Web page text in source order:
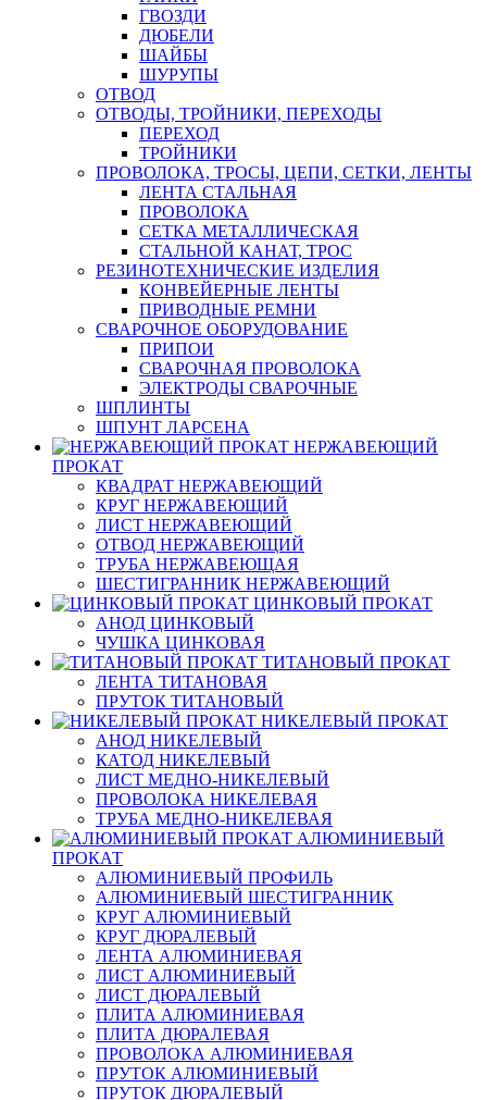
ГВОЗДИ
ДЮБЕЛИ
ШАЙБЫ
ШУРУПЫ
ОТВОД
ОТВОДЫ, ТРОЙНИКИ, ПЕРЕХОДЫ
ПЕРЕХОД
ТРОЙНИКИ
ПРОВОЛОКА, ТРОСЫ, ЦЕПИ, СЕТКИ, ЛЕНТЫ
ЛЕНТА СТАЛЬНАЯ
ПРОВОЛОКА
СЕТКА МЕТАЛЛИЧЕСКАЯ
СТАЛЬНОЙ КАНАТ, ТРОС
РЕЗИНОТЕХНИЧЕСКИЕ ИЗДЕЛИЯ
КОНВЕЙЕРНЫЕ ЛЕНТЫ
ПРИВОДНЫЕ РЕМНИ
СВАРОЧНОЕ ОБОРУДОВАНИЕ
ПРИПОИ
СВАРОЧНАЯ ПРОВОЛОКА
ЭЛЕКТРОДЫ СВАРОЧНЫЕ
ШПЛИНТЫ
ШПУНТ ЛАРСЕНА
НЕРЖАВЕЮЩИЙ
ПРОКАТ
КВАДРАТ НЕРЖАВЕЮЩИЙ
КРУГ НЕРЖАВЕЮЩИЙ
ЛИСТ НЕРЖАВЕЮЩИЙ
ОТВОД НЕРЖАВЕЮЩИЙ
ТРУБА НЕРЖАВЕЮЩАЯ
ШЕСТИГРАННИК НЕРЖАВЕЮЩИЙ
ЦИНКОВЫЙ ПРОКАТ
АНОД ЦИНКОВЫЙ
ЧУШКА ЦИНКОВАЯ
ТИТАНОВЫЙ ПРОКАТ
ЛЕНТА ТИТАНОВАЯ
ПРУТОК ТИТАНОВЫЙ
НИКЕЛЕВЫЙ ПРОКАТ
АНОД НИКЕЛЕВЫЙ
КАТОД НИКЕЛЕВЫЙ
ЛИСТ МЕДНО-НИКЕЛЕВЫЙ
ПРОВОЛОКА НИКЕЛЕВАЯ
ТРУБА МЕДНО-НИКЕЛЕВАЯ
АЛЮМИНИЕВЫЙ
ПРОКАТ
АЛЮМИНИЕВЫЙ ПРОФИЛЬ
АЛЮМИНИЕВЫЙ ШЕСТИГРАННИК
КРУГ АЛЮМИНИЕВЫЙ
КРУГ ДЮРАЛЕВЫЙ
ЛЕНТА АЛЮМИНИЕВАЯ
ЛИСТ АЛЮМИНИЕВЫЙ
ЛИСТ ДЮРАЛЕВЫЙ
ПЛИТА АЛЮМИНИЕВАЯ
ПЛИТА ДЮРАЛЕВАЯ
ПРОВОЛОКА АЛЮМИНИЕВАЯ
ПРУТОК АЛЮМИНИЕВЫЙ
ПРУТОК ДЮРАЛЕВЫЙ